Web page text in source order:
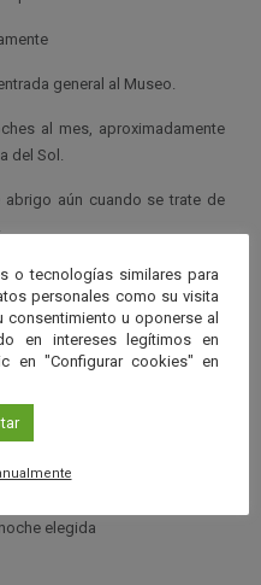
general al Museo.
al mes, aproximadamente
del Sol.
aún cuando se trate de
elEdificio Péndulo, sito en
elegida
o tecnologías similares para
personales como su visita
consentimiento u oponerse al
en intereses legítimos en
en "Configurar cookies" en